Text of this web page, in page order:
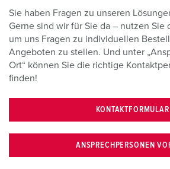
Sie haben Fragen zu unseren
Gerne sind wir für Sie da – nutzen Sie
um uns Fragen zu individuellen
Angeboten zu stellen. Und unter
Ort“ können Sie die richtige
finden!
KONTAKTFORMULAR
ANSPRECHPERSONEN